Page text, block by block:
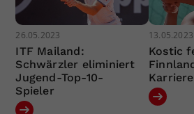
26.05.2023
ITF Mailand:
Schwärzler eliminiert
Jugend-Top-10-
Spieler
13.05.2023
Kostic